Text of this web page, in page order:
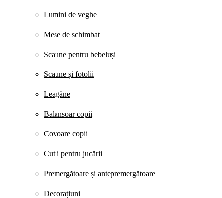
Lumini de veghe
Mese de schimbat
Scaune pentru bebeluși
Scaune și fotolii
Leagăne
Balansoar copii
Covoare copii
Cutii pentru jucării
Premergătoare și antepremergătoare
Decorațiuni